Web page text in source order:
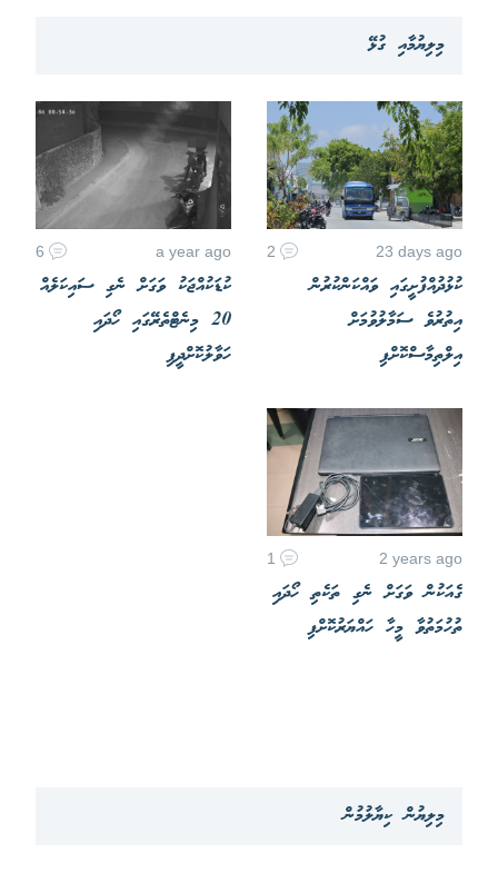
މިލިޔުމާއި ގުޅޭ
23 days ago
2
ކުޅުދުއްފުށީގައި ވައްކަންކުރުން
އިތުރުވެ ސަމާލުވުމަށް
އިލްތިމާސްކޮށްފި
a year ago
6
ކުޑަކުއްޖަކު ވަގަށް ނެގި ސައިކަލެއް
20 މިނެޓްތެރޭގައި ހޯދައި
ހަވާލުކޮށްދީފި
2 years ago
1
ގެއަކުން ވަގަށް ނެގި ތަކެތި ހޯދައި
ތުހުމަތުވާ މީހާ ހައްޔަރުކޮށްފި
މިލިޔުން ކިޔާލުމުން